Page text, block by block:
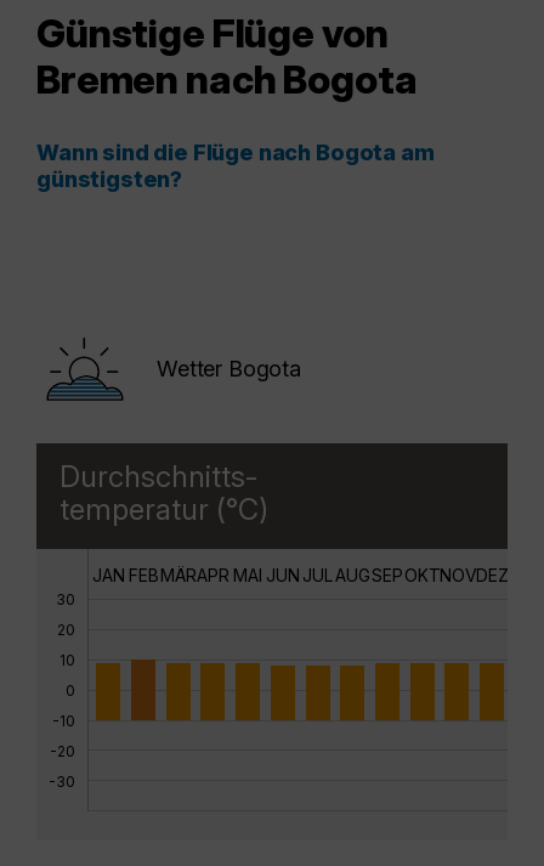
Günstige Flüge von
Bremen nach Bogota
Wann sind die Flüge nach Bogota am
günstigsten?
Wetter Bogota
Durchschnitts-
temperatur (°C)
30
20
10
0
-10
-20
-30
JAN FEBMÄRAPR MAI JUN JUL AUGSEPOKTNOVDEZ